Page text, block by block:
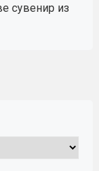
сувенир из